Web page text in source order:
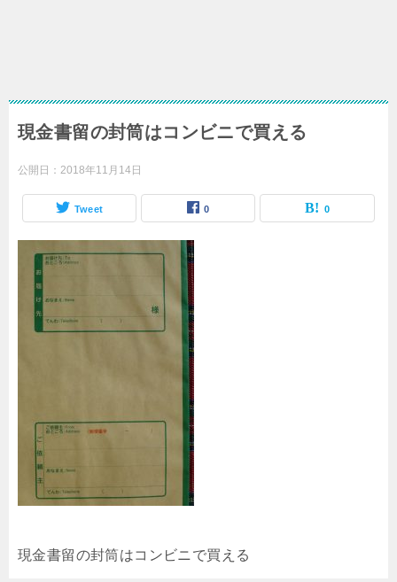
現金書留の封筒はコンビニで買える
公開日： 2018年11月14日
Tweet 0 0
現金書留の封筒はコンビニで買える